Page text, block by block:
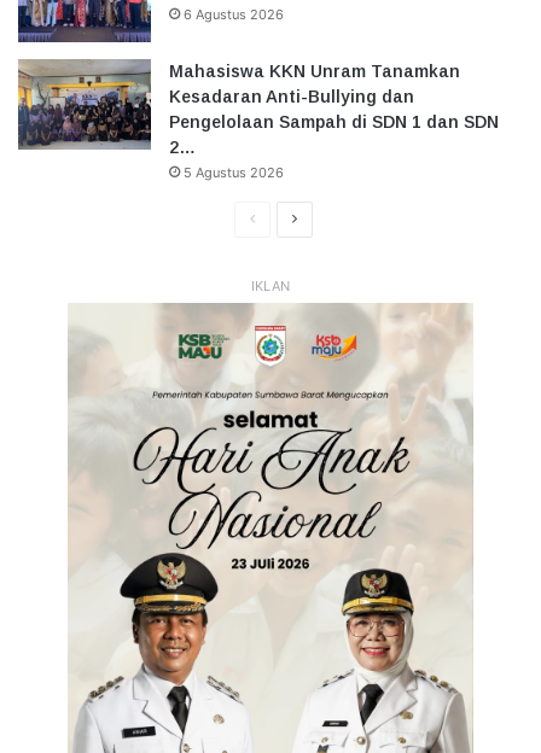
6 Agustus 2026
Mahasiswa KKN Unram Tanamkan
Kesadaran Anti-Bullying dan
Pengelolaan Sampah di SDN 1 dan SDN
2…
5 Agustus 2026
HalamanHalaman
IKLAN